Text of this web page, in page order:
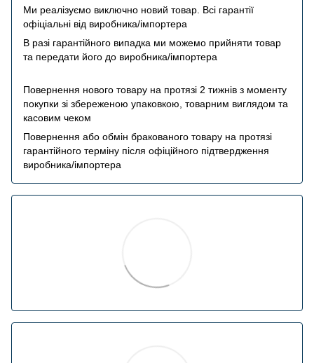
Ми реалізуємо виключно новий товар. Всі гарантії
офіціальні від виробника/імпортера
В разі гарантійного випадка ми можемо прийняти товар
та передати його до виробника/імпортера
Повернення нового товару на протязі 2 тижнів з моменту
покупки зі збереженою упаковкою, товарним виглядом та
касовим чеком
Повернення або обмін бракованого товару на протязі
гарантійного терміну після офіційного підтвердження
виробника/імпортера